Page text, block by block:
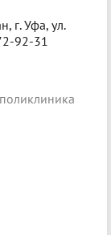
г. Уфа, ул.
92-31